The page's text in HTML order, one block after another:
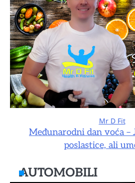
Mr D Fit
Međunarodni dan voća –
poslastice, ali
AUTOMOBILI